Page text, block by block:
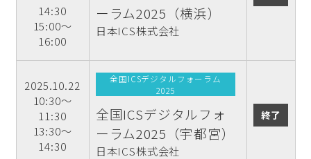
14:30
15:00～
16:00
ーラム2025（横浜）
日本ICS株式会社
2025.10.22
10:30～
11:30
13:30～
14:30
全国ICSデジタルフォーラム
2025
全国ICSデジタルフォ
ーラム2025（宇都宮）
日本ICS株式会社
終了